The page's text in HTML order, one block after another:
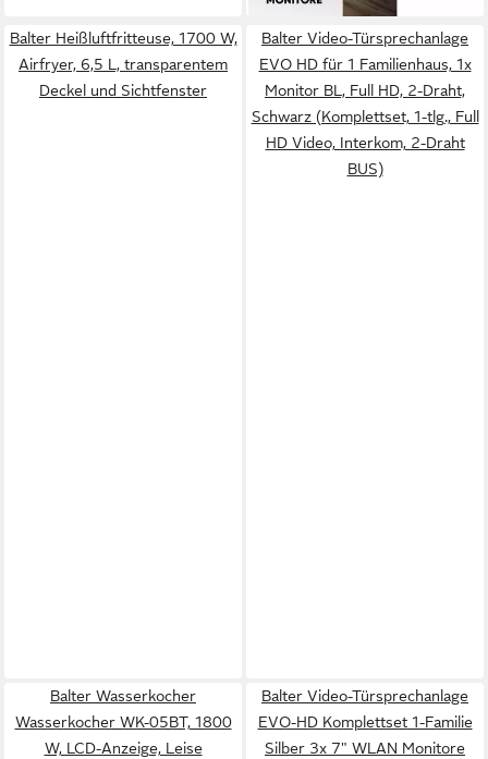
Balter Heißluftfritteuse, 1700 W,
Airfryer, 6,5 L, transparentem
Deckel und Sichtfenster
Balter Video-Türsprechanlage
EVO HD für 1 Familienhaus, 1x
Monitor BL, Full HD, 2-Draht,
Schwarz (Komplettset, 1-tlg., Full
HD Video, Interkom, 2-Draht
BUS)
Balter Wasserkocher
Wasserkocher WK-05BT, 1800
W, LCD-Anzeige, Leise
Balter Video-Türsprechanlage
EVO-HD Komplettset 1-Familie
Silber 3x 7" WLAN Monitore